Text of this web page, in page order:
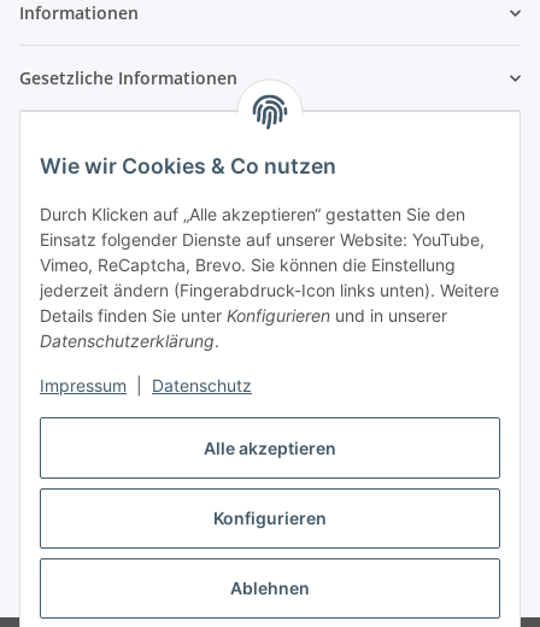
Alle akzeptieren
Konfigurieren
Ablehnen
Wie wir Cookies & Co nutzen
Durch Klicken auf „Alle akzeptieren“ gestatten Sie den
Einsatz folgender Dienste auf unserer Website: YouTube,
Vimeo, ReCaptcha, Brevo. Sie können die Einstellung
jederzeit ändern (Fingerabdruck-Icon links unten). Weitere
Details finden Sie unter Konfigurieren und in unserer
Datenschutzerklärung.
Impressum Datenschutz
Informationen
Gesetzliche Informationen
Vertrag widerrufen
* Alle Preise inkl. gesetzlicher USt., zzgl.Versand